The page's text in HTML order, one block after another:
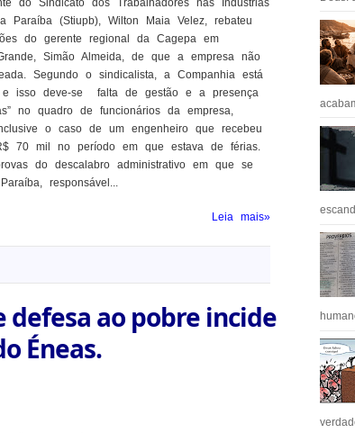
do Sindicato dos Trabalhadores nas Indústrias
Paraíba (Stiupb), Wilton Maia Velez, rebateu
do gerente regional da Cagepa em
Simão Almeida, de que a empresa não
Segundo o sindicalista, a Companhia está
e isso deve-se falta de gestão e a presença
no quadro de funcionários da empresa,
o caso de um engenheiro que recebeu
70 mil no período em que estava de férias.
do descalabro administrativo em que se
responsável...
Leia mais»
ao pobre incide
Éneas.